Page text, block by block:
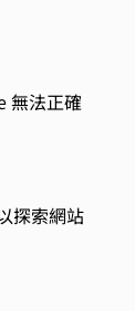
無法正確
探索網站